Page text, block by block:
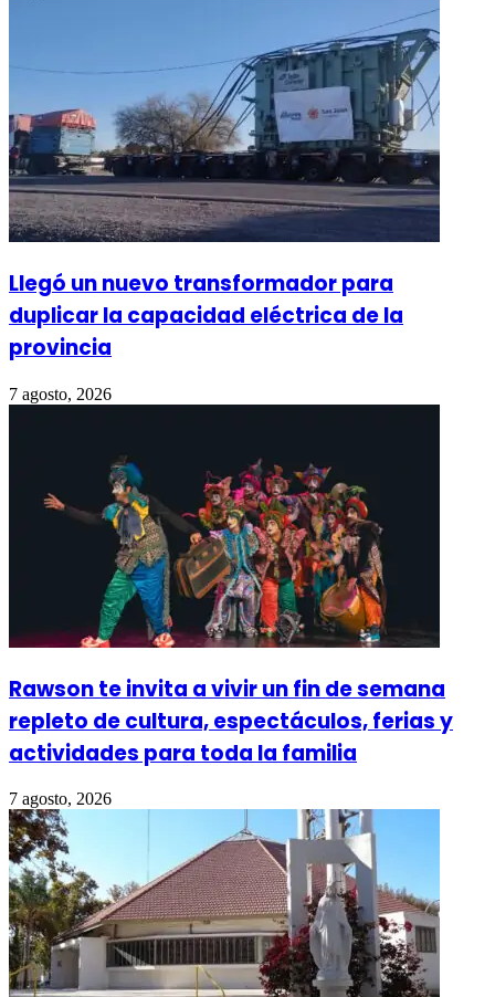
Llegó un nuevo transformador para
duplicar la capacidad eléctrica de la
provincia
7 agosto, 2026
Rawson te invita a vivir un fin de semana
repleto de cultura, espectáculos, ferias y
actividades para toda la familia
7 agosto, 2026